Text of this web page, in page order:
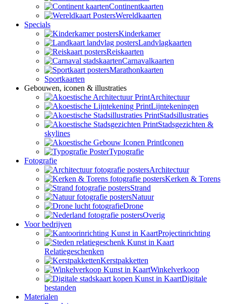
Continentkaarten
Wereldkaarten
Specials
Kinderkamer
Landvlagkaarten
Reiskaarten
Carnavalkaarten
Marathonkaarten
Sportkaarten
Gebouwen, iconen & illustraties
Architectuur
Lijntekeningen
Stadsillustraties
Stadsgezichten &
skylines
Iconen
Typografie
Fotografie
Architectuur
Kerken & Torens
Strand
Natuur
Drone
Overig
Voor bedrijven
Projectinrichting
Relatiegeschenken
Kerstpakketten
Winkelverkoop
Digitale
bestanden
Materialen